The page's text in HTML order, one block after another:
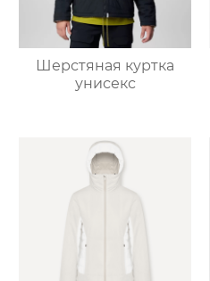
Шерстяная куртка
унисекс